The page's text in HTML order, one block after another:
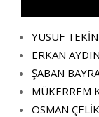
YUSUF TEKİN
ERKAN AYDIN
ŞABAN
MÜKERREM
OSMAN ÇELİK